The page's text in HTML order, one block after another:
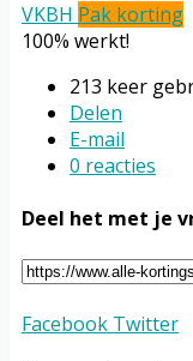
VKBH Pak korting
100% werkt!
213 keer
Delen
E-mail
0 reacties
Deel het met je
Facebook Twitter